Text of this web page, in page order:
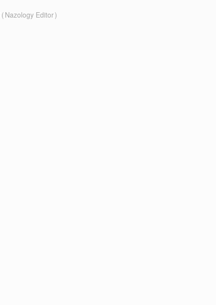
Nazology Editor